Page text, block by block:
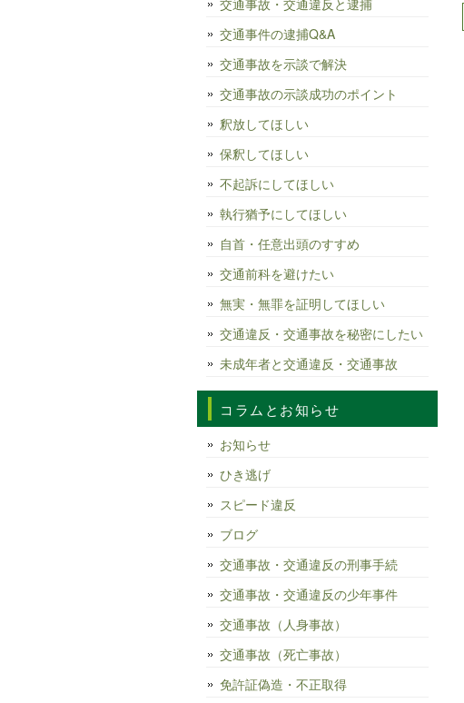
交通事故・交通違反と逮捕
交通事件の逮捕Q&A
交通事故を示談で解決
交通事故の示談成功のポイント
釈放してほしい
保釈してほしい
不起訴にしてほしい
執行猶予にしてほしい
自首・任意出頭のすすめ
交通前科を避けたい
無実・無罪を証明してほしい
交通違反・交通事故を秘密にしたい
未成年者と交通違反・交通事故
コラムとお知らせ
お知らせ
ひき逃げ
スピード違反
ブログ
交通事故・交通違反の刑事手続
交通事故・交通違反の少年事件
交通事故（人身事故）
交通事故（死亡事故）
免許証偽造・不正取得